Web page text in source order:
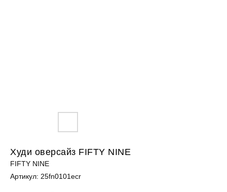
Худи оверсайз FIFTY NINE
FIFTY NINE
Артикул: 25fn0101ecr